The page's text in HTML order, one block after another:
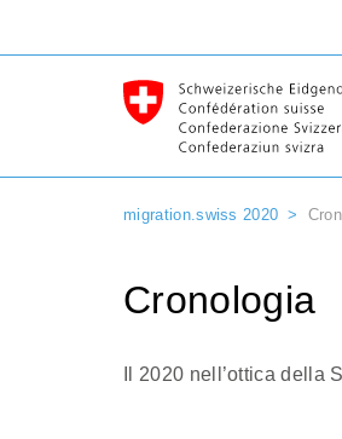
migration.swiss 2020
Cronologia
Il 2020 nell’ottica della